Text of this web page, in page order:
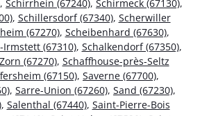
, Schirrhein (67240), Schirmeck (67130),
, Schillersdorf (67340), Scherwiller
(67270), Scheibenhard (67630),
(67310), Schalkendorf (67350),
(67270), Schaffhouse-près-Seltz
(67150), Saverne (67700),
, Sarre-Union (67260), Sand (67230),
, Salenthal (67440), Saint-Pierre-Bois